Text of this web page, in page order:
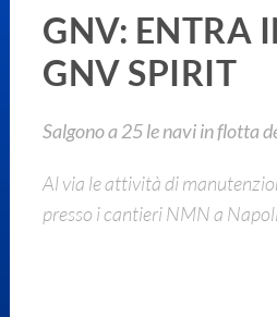
GNV: ENTRA
GNV SPIRIT
Salgono a 25 le navi in flotta
Al via le attività di
presso i cantieri NMN a